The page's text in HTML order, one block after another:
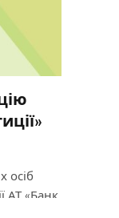
осіб
АТ «Банк